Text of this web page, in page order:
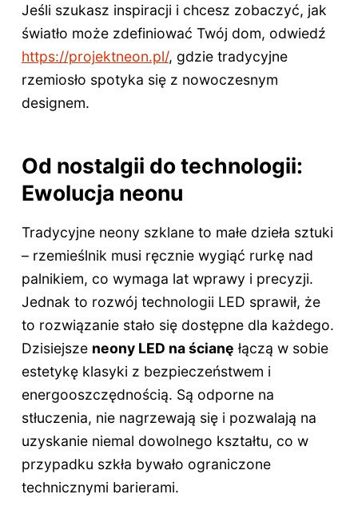
Jeśli szukasz inspiracji i chcesz zobaczyć, jak
światło może zdefiniować Twój dom, odwiedź
https://projektneon.pl/, gdzie tradycyjne
rzemiosło spotyka się z nowoczesnym
designem.
Od nostalgii do technologii:
Ewolucja neonu
Tradycyjne neony szklane to małe dzieła sztuki
– rzemieślnik musi ręcznie wygiąć rurkę nad
palnikiem, co wymaga lat wprawy i precyzji.
Jednak to rozwój technologii LED sprawił, że
to rozwiązanie stało się dostępne dla każdego.
Dzisiejsze neony LED na ścianę łączą w sobie
estetykę klasyki z bezpieczeństwem i
energooszczędnością. Są odporne na
stłuczenia, nie nagrzewają się i pozwalają na
uzyskanie niemal dowolnego kształtu, co w
przypadku szkła bywało ograniczone
technicznymi barierami.